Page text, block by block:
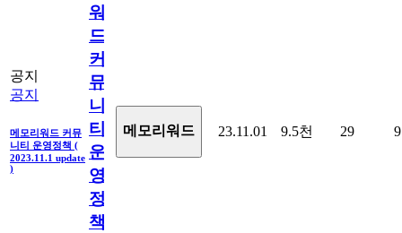
공지
공지
메모리워드 커뮤
니티 운영정책 (
2023.11.1 update
)
워
드
커
뮤
니
티
운
영
정
책
메모리워드 23.11.01 9.5천 29 9